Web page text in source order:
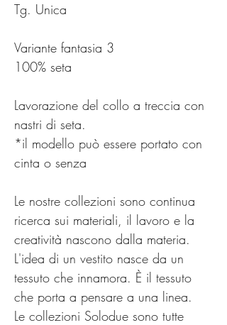
Tg. Unica
Variante fantasia 3
100% seta
Lavorazione del collo a treccia con
nastri di seta.
*il modello può essere portato con
cinta o senza
Le nostre collezioni sono continua
ricerca sui materiali, il lavoro e la
creatività nascono dalla materia.
L'idea di un vestito nasce da un
tessuto che innamora. È il tessuto
che porta a pensare a una linea.
Le collezioni Solodue sono tutte